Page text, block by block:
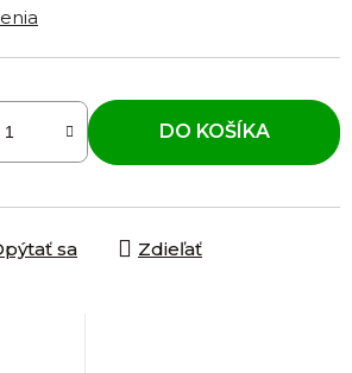
DO KOŠÍKA
sa Zdieľať